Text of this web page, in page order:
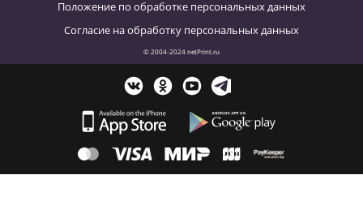
Положение по обработке персональных данных
Согласие на обработку персональных данных
© 2004-2024 netPrint.ru